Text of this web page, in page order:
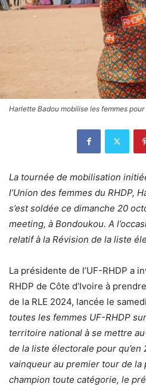
Harlette Badou mobilise les femmes pour
La tournée de mobilisation
l’Union des femmes du RHDP,
s’est soldée ce dimanche 20
meeting, à Bondoukou. A
relatif à la Révision de la liste
La présidente de l’UF-RHDP a
RHDP de Côte d’Ivoire à
de la RLE 2024, lancée le
toutes les femmes UF-RHDP
territoire national à se mettre
de la liste électorale pour qu’en
vainqueur au premier tour de
champion toute catégorie, le